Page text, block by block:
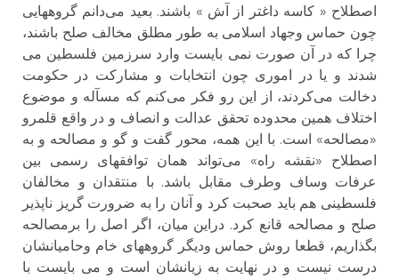
اصطلاح « کاسه داغتر از آش » باشند. بعید می‌دانم گرو‌ههایی
چون حماس وجهاد اسلامی به طور مطلق مخالف صلح باشند،
چرا که در آن صورت نمی بایست وارد سرزمین فلسطین می
شدند و یا در اموری چون انتخابات و مشارکت در حکومت
دخالت می‌کردند، از این رو فکر می‌کنم که مسآله و موضوع
اختلاف همین محدوده تحقق عدالت و انصاف و در واقع قلمرو
«مصالحه» است. با این همه، محور گفت و گو و مصالحه و به
اصطلاح «نقشه راه» می‌تواند همان توافقهای رسمی بین
عرفات وساف وطرف مقابل باشد. با منتقدان و مخالفان
فلسطینی هم باید صحبت کرد و آنان را به ضرورت گریز ناپذیر
صلح و مصالحه قانع کرد. دراین میان، اگر اصل را برمصالحه
بگذاریم، قطعا روش حماس ودیگر گروههای خام وحامیانشان
درست نیست و در نهایت به زیانشان است و می بایست با